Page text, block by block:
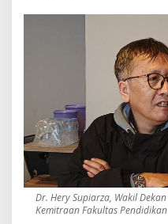
Dr. Hery Supiarza, Wakil
Kemitraan Fakultas